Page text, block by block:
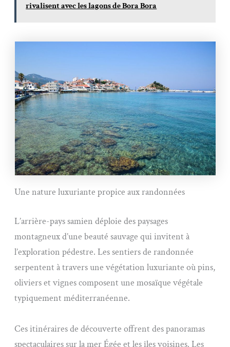
rivalisent avec les lagons de Bora Bora
Une nature luxuriante propice aux randonnées
L’arrière-pays samien déploie des paysages
montagneux d’une beauté sauvage qui invitent à
l’exploration pédestre. Les sentiers de randonnée
serpentent à travers une végétation luxuriante où pins,
oliviers et vignes composent une mosaïque végétale
typiquement méditerranéenne.
Ces itinéraires de découverte offrent des panoramas
spectaculaires sur la mer Égée et les îles voisines. Les